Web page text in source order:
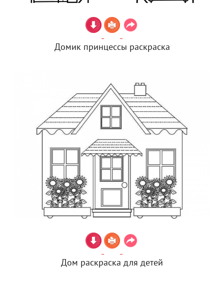
Домик принцессы раскраска
Дом раскраска для детей